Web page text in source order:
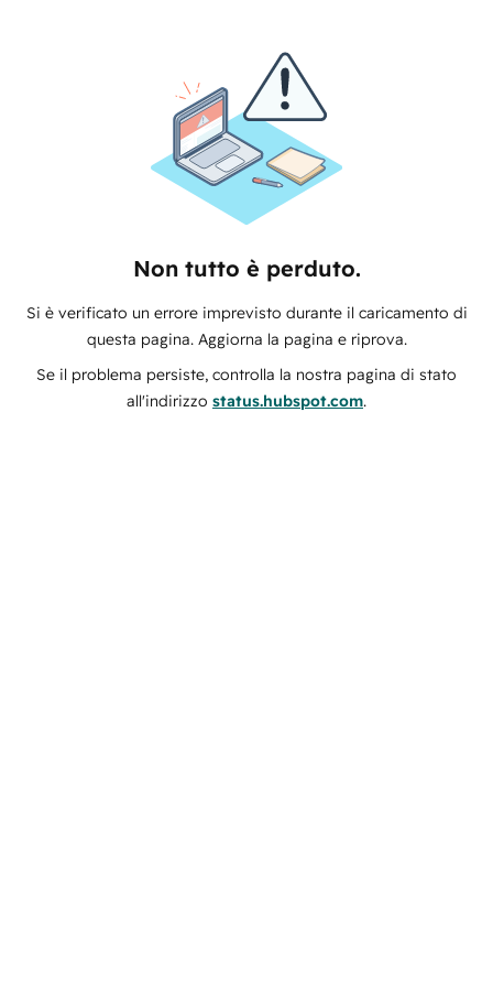
Non tutto è perduto.
Si è verificato un errore imprevisto durante il caricamento di
questa pagina. Aggiorna la pagina e riprova.
Se il problema persiste, controlla la nostra pagina di stato
all'indirizzo status.hubspot.com.